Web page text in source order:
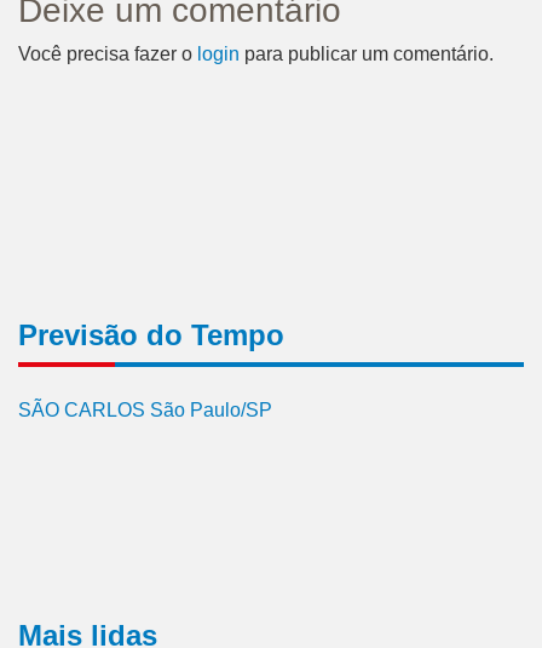
Deixe um comentário
Você precisa fazer o login para publicar um comentário.
Previsão do Tempo
SÃO CARLOS São Paulo/SP
Mais lidas